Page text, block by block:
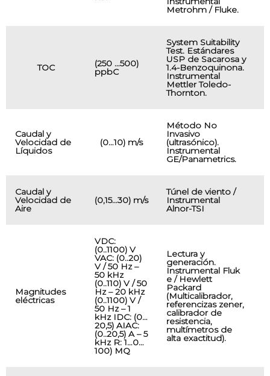
Metrohm / Fluke.
TOC (250 …500)
ppbC
System Suitability
Test. Estándares
USP de Sacarosa y
1.4-Benzoquinona.
Instrumental
Mettler Toledo-
Thornton.
Caudal y
Velocidad de
Líquidos
(0…10) m/s
Método No
Invasivo
(ultrasónico).
Instrumental
GE/Panametrics.
Caudal y
Velocidad de
Aire
(0,15…30) m/s
Túnel de viento /
Instrumental
Alnor-TSI
Magnitudes
eléctricas
VDC:
(0..1100) V
VAC: (0..20)
V / 50 Hz –
50 kHz
(0..110) V / 50
Hz – 20 kHz
(0..1100) V /
50 Hz – 1
kHz IDC: (0…
20,5) AIAC:
(0..20,5) A – 5
kHz R: 1…0…
100) MQ
Lectura y
generación.
Instrumental Fluk
e / Hewlett
Packard
(Multicalibrador,
referencizas zener,
calibrador de
resistencia,
multímetros de
alta exactitud).